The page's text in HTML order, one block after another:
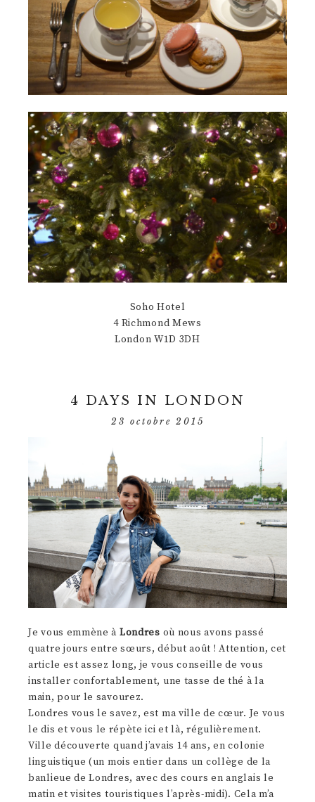
Soho Hotel
4 Richmond Mews
London W1D 3DH
4 DAYS IN LONDON
23 octobre 2015
Je vous emmène à Londres où nous avons passé
quatre jours entre sœurs, début août ! Attention, cet
article est assez long, je vous conseille de vous
installer confortablement, une tasse de thé à la
main, pour le savourez.
Londres vous le savez, est ma ville de cœur. Je vous
le dis et vous le répète ici et là, régulièrement.
Ville découverte quand j’avais 14 ans, en colonie
linguistique (un mois entier dans un collège de la
banlieue de Londres, avec des cours en anglais le
matin et visites touristiques l’après-midi). Cela m’a